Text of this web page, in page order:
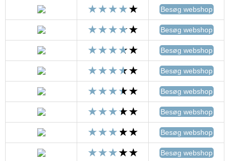
Besøg webshop
Besøg webshop
Besøg webshop
Besøg webshop
Besøg webshop
Besøg webshop
Besøg webshop
Besøg webshop